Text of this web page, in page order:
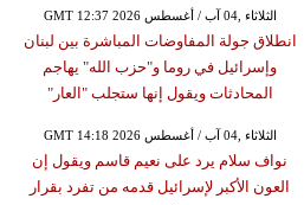
GMT 12:37 2026 الثلاثاء ,04 آب / أغسطس
انطلاق جولة المفاوضات المباشرة بين لبنان
وإسرائيل في روما و"حزب الله" يهاجم
المحادثات ويقول إنها ستجلب "العار"
GMT 14:18 2026 الثلاثاء ,04 آب / أغسطس
نواف سلام يرد على نعيم قاسم ويقول إن
العون الأكبر لإسرائيل قدمه من تفرد بقرار